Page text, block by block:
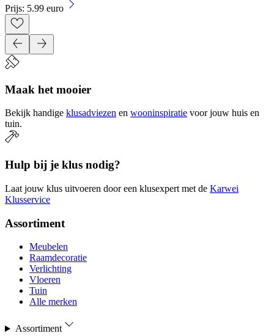
Prijs: 5.99 euro
Maak het mooier
Bekijk handige klusadviezen en wooninspiratie voor jouw huis en
tuin.
Hulp bij je klus nodig?
Laat jouw klus uitvoeren door een klusexpert met de Karwei
Klusservice
Assortiment
Meubelen
Raamdecoratie
Verlichting
Vloeren
Tuin
Alle merken
Assortiment